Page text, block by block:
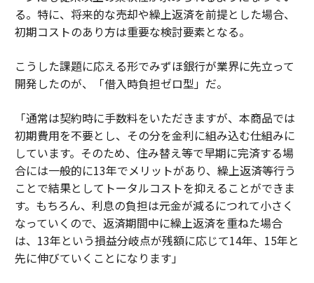
る。特に、将来的な売却や繰上返済を前提とした場合、
初期コストのあり方は重要な検討要素となる。
こうした課題に応える形でみずほ銀行が業界に先立って
開発したのが、「借入時負担ゼロ型」だ。
「通常は契約時に手数料をいただきますが、本商品では
初期費用を不要とし、その分を金利に組み込む仕組みに
しています。そのため、住み替え等で早期に完済する場
合には一般的に13年でメリットがあり、繰上返済等行う
ことで結果としてトータルコストを抑えることができま
す。もちろん、利息の負担は元金が減るにつれて小さく
なっていくので、返済期間中に繰上返済を重ねた場合
は、13年という損益分岐点が残額に応じて14年、15年と
先に伸びていくことになります」